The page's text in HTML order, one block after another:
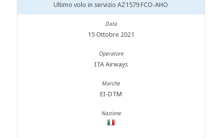
Ultimo volo in servizio AZ1579 FCO-AHO
15 Ottobre 2021
ITA Airways
EI-DTM